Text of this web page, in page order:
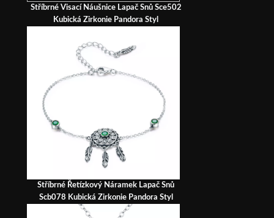
Stříbrné Visací Náušnice Lapač Snů Sce502
Kubická Zirkonie Pandora Styl
Stříbrné Řetízkový Náramek Lapač Snů
Scb078 Kubická Zirkonie Pandora Styl